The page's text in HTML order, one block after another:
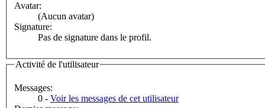
Avatar:
(Aucun avatar)
Signature:
Pas de signature dans le profil.
Activité de l'utilisateur
Messages:
0 - Voir les messages de cet utilisateur